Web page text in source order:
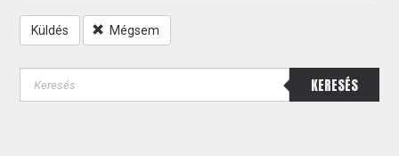
Küldés Mégsem
KERESÉS